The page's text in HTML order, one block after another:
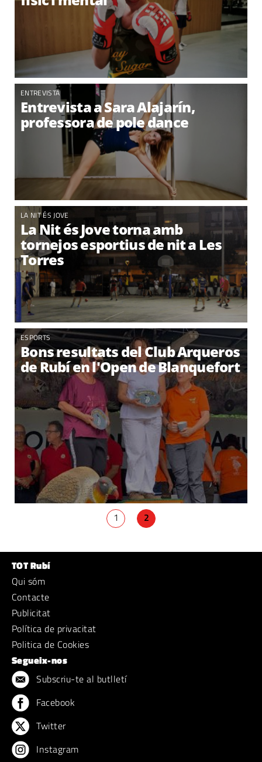
ENTREVISTA
Entrevista a Sara Alajarín,
professora de pole dance
LA NIT ÉS JOVE
La Nit és Jove torna amb
tornejos esportius de nit a Les
Torres
ESPORTS
Bons resultats del Club Arqueros
de Rubí en l'Open de Blanquefort
1 2
TOT Rubí
Qui sóm
Contacte
Publicitat
Política de privacitat
Politica de Cookies
Segueix-nos
Subscriu-te al butlletí
Facebook
Twitter
Instagram